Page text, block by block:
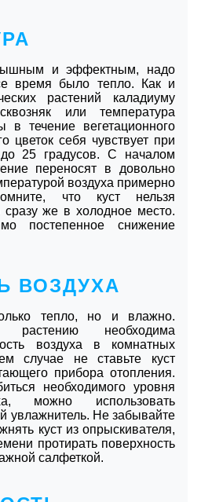
и эффектным, надо
время было тепло. Как и
растений каладиуму
или температура
в течение вегетационного
цветок себя чувствует при
25 градусов. С началом
переносят в довольно
воздуха примерно
что куст нельзя
сразу же в холодное место.
постепенное снижение
ВОЗДУХА
тепло, но и влажно.
необходима
воздуха в комнатных
случае не ставьте куст
прибора отопления.
необходимого уровня
можно использовать
увлажнитель. Не забывайте
куст из опрыскивателя,
протирать поверхность
салфеткой.